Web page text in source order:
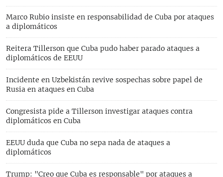
Marco Rubio insiste en responsabilidad de Cuba por ataques
a diplomáticos
Reitera Tillerson que Cuba pudo haber parado ataques a
diplomáticos de EEUU
Incidente en Uzbekistán revive sospechas sobre papel de
Rusia en ataques en Cuba
Congresista pide a Tillerson investigar ataques contra
diplomáticos en Cuba
EEUU duda que Cuba no sepa nada de ataques a
diplomáticos
Trump: "Creo que Cuba es responsable" por ataques a